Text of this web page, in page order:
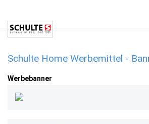
Schulte Home Werbemittel -
Werbebanner